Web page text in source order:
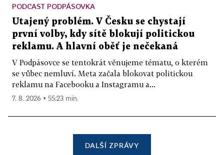
PODCAST PODPÁSOVKA
Utajený problém. V Česku se chystají
první volby, kdy sítě blokují politickou
reklamu. A hlavní oběť je nečekaná
V Podpásovce se tentokrát věnujeme tématu, o kterém
se vůbec nemluví. Meta začala blokovat politickou
reklamu na Facebooku a Instagramu a...
7. 8. 2026 ▪ 55:23 min.
DALŠÍ ZPRÁVY